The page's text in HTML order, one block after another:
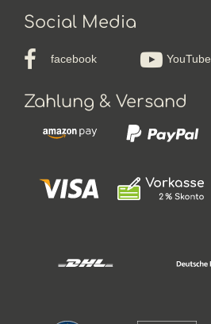
Social Media
facebook YouTube
Zahlung & Versand